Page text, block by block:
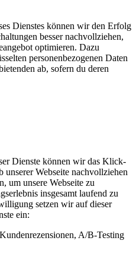
Dienstes können wir den Erfolg
besser nachvollziehen,
optimieren. Dazu
personenbezogenen Daten
ab, sofern du deren
Dienste können wir das Klick-
unserer Webseite nachvollziehen
um unsere Webseite zu
insgesamt laufend zu
setzen wir auf dieser
ein:
A/B-Testing